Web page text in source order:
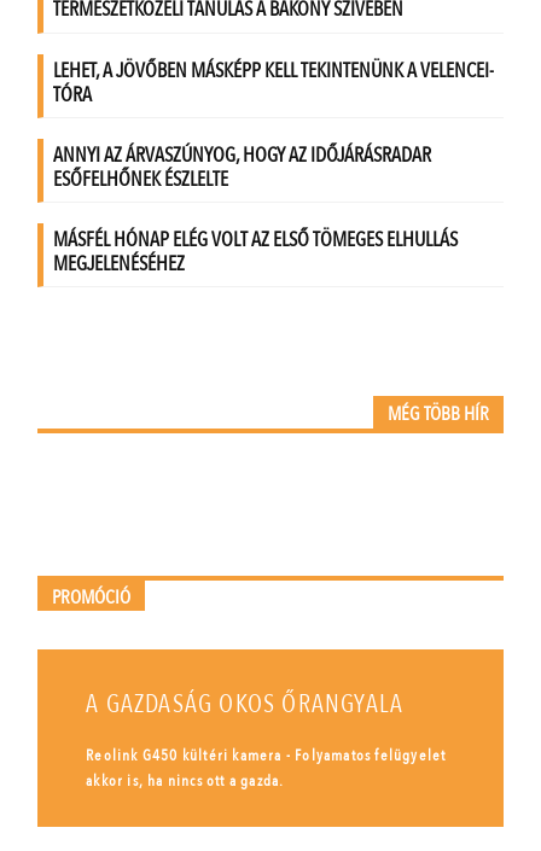
MÉG TÖBB HÍR
PROMÓCIÓ
A GAZDASÁG OKOS ŐRANGYALA
Reolink G450 kültéri kamera - Folyamatos felügyelet
akkor is, ha nincs ott a gazda.